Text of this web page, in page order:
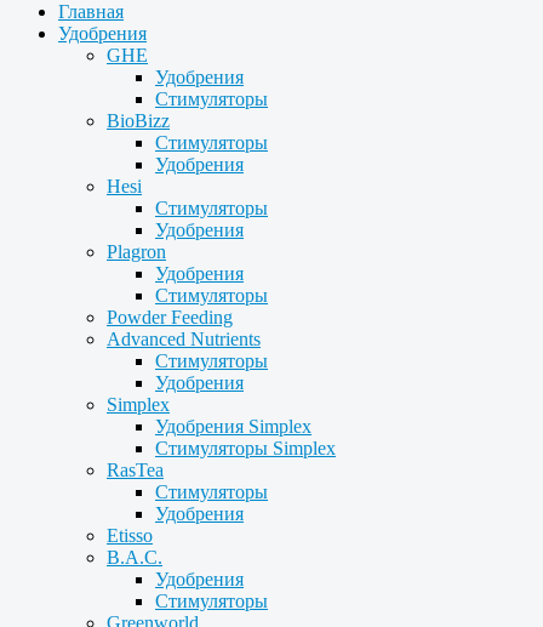
Главная
Удобрения
GHE
Удобрения
Стимуляторы
BioBizz
Стимуляторы
Удобрения
Hesi
Стимуляторы
Удобрения
Plagron
Удобрения
Стимуляторы
Powder Feeding
Advanced Nutrients
Стимуляторы
Удобрения
Simplex
Удобрения Simplex
Стимуляторы Simplex
RasTea
Стимуляторы
Удобрения
Etisso
B.A.C.
Удобрения
Стимуляторы
Greenworld